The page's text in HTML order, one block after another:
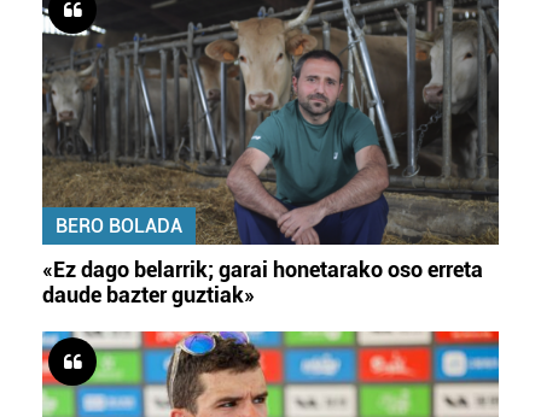
BERO BOLADA
«Ez dago belarrik; garai honetarako oso erreta
daude bazter guztiak»